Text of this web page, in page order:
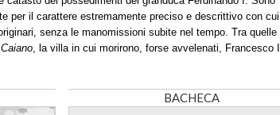
per il carattere estremamente preciso e descrittivo con cui
senza le manomissioni subite nel tempo. Tra quelle
, la villa in cui morirono, forse avvelenati, Francesco I
BACHECA